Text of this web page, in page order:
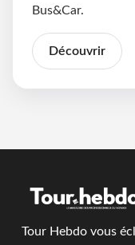
Bus&Car.
Découvrir
Tour Hebdo vous